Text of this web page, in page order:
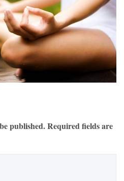
published. Required fields are